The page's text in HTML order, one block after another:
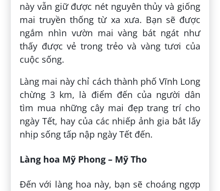
này vẫn giữ được nét nguyên thủy và giống
mai truyền thống từ xa xưa. Bạn sẽ được
ngắm nhìn vườn mai vàng bát ngát như
thấy được vẻ trong trẻo và vàng tươi của
cuộc sống.
Làng mai này chỉ cách thành phố Vĩnh Long
chừng 3 km, là điểm đến của người dân
tìm mua những cây mai đẹp trang trí cho
ngày Tết, hay của các nhiếp ảnh gia bắt lấy
nhịp sống tấp nập ngày Tết đến.
Làng hoa Mỹ Phong – Mỹ Tho
Đến với làng hoa này, bạn sẽ choáng ngợp